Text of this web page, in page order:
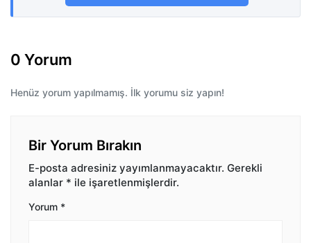
0 Yorum
Henüz yorum yapılmamış. İlk yorumu siz yapın!
Bir Yorum Bırakın
E-posta adresiniz yayımlanmayacaktır. Gerekli
alanlar * ile işaretlenmişlerdir.
Yorum *